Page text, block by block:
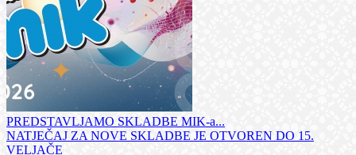
PREDSTAVLJAMO SKLADBE MIK-a...
NATJEČAJ ZA NOVE SKLADBE JE OTVOREN DO 15.
VELJAČE